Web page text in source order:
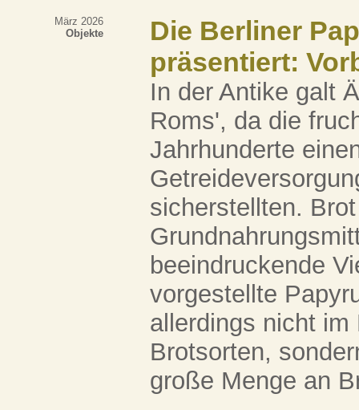
März 2026
Objekte
Die Berliner
präsentiert:
In der Antike galt
Roms', da die
Jahrhunderte
sicherstellten.
beeindruckende
vorgestellte
allerdings nicht
Brotsorten,
große Menge an